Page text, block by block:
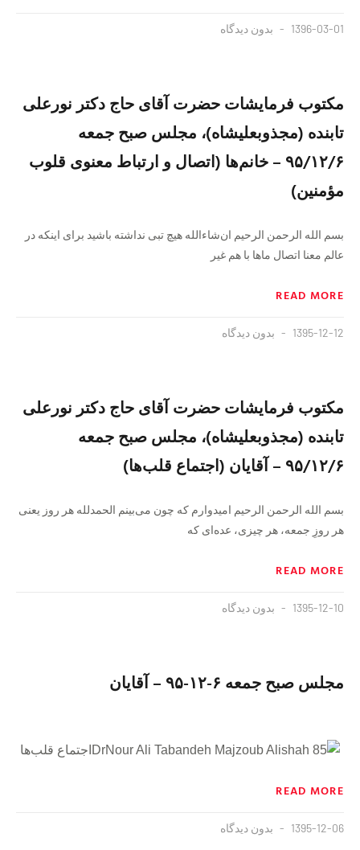
1396-03-01 بدون دیدگاه
مکتوب فرمایشات حضرت آقای حاج دکتر نورعلی
تابنده (مجذوبعلیشاه)، مجلس صبح جمعه
۹۵/۱۲/۶ – خانم‌ها (اتصال و ارتباط معنوی قلوب
مؤمنین)
بسم الله الرحمن الرحیم ان‌شاءالله هیچ تبی نداشته باشید برای اینکه در
عالم معنا اتصال ماها با هم غیر
READ MORE
1395-12-12 بدون دیدگاه
مکتوب فرمایشات حضرت آقای حاج دکتر نورعلی
تابنده (مجذوبعلیشاه)، مجلس صبح جمعه
۹۵/۱۲/۶ – آقایان (اجتماع قلب‌ها)
بسم الله الرحمن الرحیم امیدوارم که چون می‌بینم الحمدلله هر روز یعنی
هر روزِ جمعه، هر چیزی، عده‌ای که
READ MORE
1395-12-10 بدون دیدگاه
مجلس صبح جمعه ۶-١٢-٩۵ – آقایان
اجتماع قلب‌ها
READ MORE
1395-12-06 بدون دیدگاه